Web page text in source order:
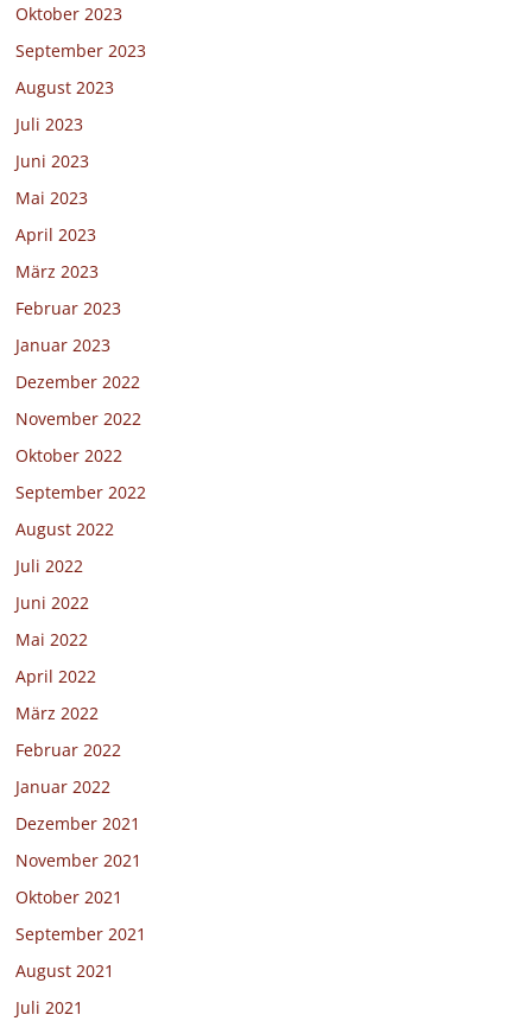
Oktober 2023
September 2023
August 2023
Juli 2023
Juni 2023
Mai 2023
April 2023
März 2023
Februar 2023
Januar 2023
Dezember 2022
November 2022
Oktober 2022
September 2022
August 2022
Juli 2022
Juni 2022
Mai 2022
April 2022
März 2022
Februar 2022
Januar 2022
Dezember 2021
November 2021
Oktober 2021
September 2021
August 2021
Juli 2021